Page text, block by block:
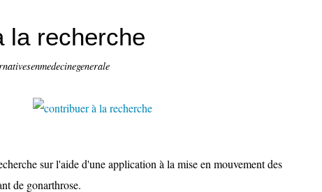
la recherche
sur l'aide d'une application à la mise en mouvement des
de gonarthrose.